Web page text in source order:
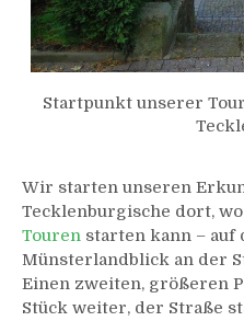
Startpunkt unserer
Wir starten unseren
Tecklenburgische dort,
Touren starten kann – auf
Münsterlandblick an der
Einen zweiten, größeren
Stück weiter, der Straße